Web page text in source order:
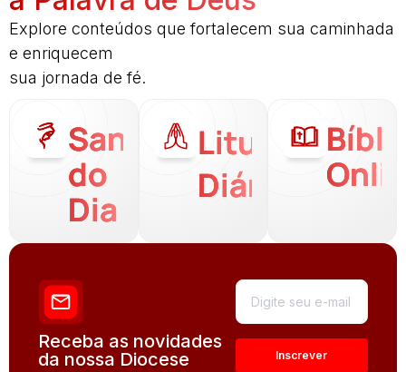
Explore conteúdos que fortalecem sua caminhada
e enriquecem
sua jornada de fé.
Santo
do
Dia
Liturgia
Diária
Receba as novidades
da nossa Diocese